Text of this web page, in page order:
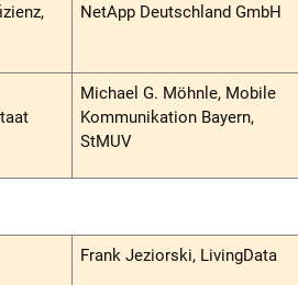
NetApp Deutschland GmbH
Michael G. Möhnle, Mobile
Kommunikation Bayern,
StMUV
Frank Jeziorski, LivingData